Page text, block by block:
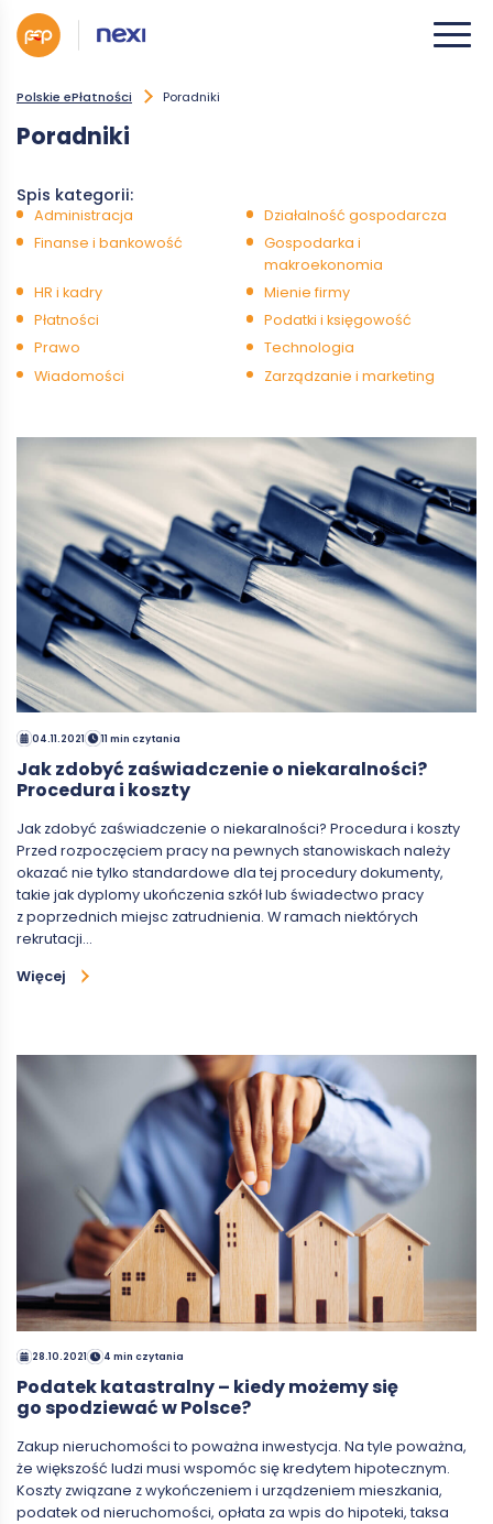
Polskie ePłatności Poradniki
Poradniki
Spis kategorii:
Administracja
Działalność gospodarcza
Finanse i bankowość
Gospodarka i
makroekonomia
HR i kadry
Mienie firmy
Płatności
Podatki i księgowość
Prawo
Technologia
Wiadomości
Zarządzanie i marketing
04.11.2021 11 min czytania
Jak zdobyć zaświadczenie o niekaralności?
Procedura i koszty
Jak zdobyć zaświadczenie o niekaralności? Procedura i koszty
Przed rozpoczęciem pracy na pewnych stanowiskach należy
okazać nie tylko standardowe dla tej procedury dokumenty,
takie jak dyplomy ukończenia szkół lub świadectwo pracy
z poprzednich miejsc zatrudnienia. W ramach niektórych
rekrutacji…
Więcej
28.10.2021 4 min czytania
Podatek katastralny – kiedy możemy się
go spodziewać w Polsce?
Zakup nieruchomości to poważna inwestycja. Na tyle poważna,
że większość ludzi musi wspomóc się kredytem hipotecznym.
Koszty związane z wykończeniem i urządzeniem mieszkania,
podatek od nieruchomości, opłata za wpis do hipoteki, taksa